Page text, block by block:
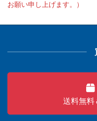
お願い申し上げます。）
送料無料